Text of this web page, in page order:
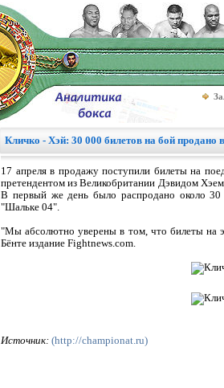
Кличко - Хэй: 30 000 билетов на бой продано
17 апреля в продажу поступили билеты на
претендентом из Великобритании Дэвидом
В первый же день было распродано около 30
"Шальке 04".
"Мы абсолютно уверены в том, что билеты на
Бёнте издание Fightnews.com.
Источник: (http://championat.ru)